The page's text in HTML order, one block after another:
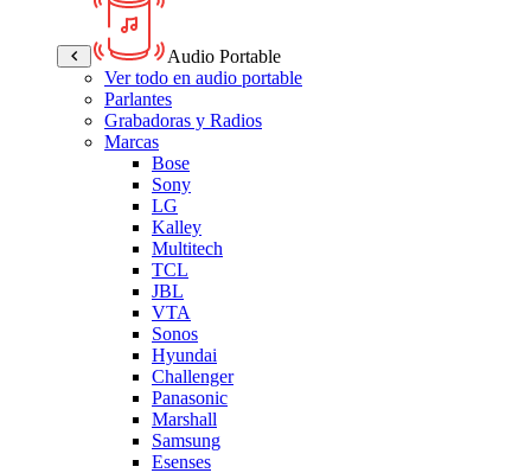
Audio Portable
Ver todo en audio portable
Parlantes
Grabadoras y Radios
Marcas
Bose
Sony
LG
Kalley
Multitech
TCL
JBL
VTA
Sonos
Hyundai
Challenger
Panasonic
Marshall
Samsung
Esenses